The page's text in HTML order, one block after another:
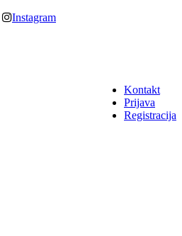
Instagram
Kontakt
Prijava
Registracija